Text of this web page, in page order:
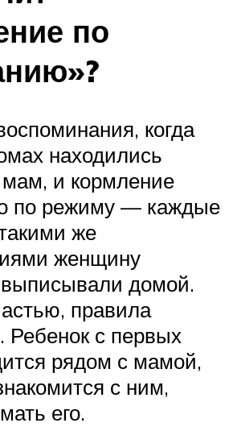
по
когда
находились
мам, и кормление
по режиму — каждые
же
женщину
домой.
правила
Ребенок с первых
рядом с мамой,
с ним,
его.